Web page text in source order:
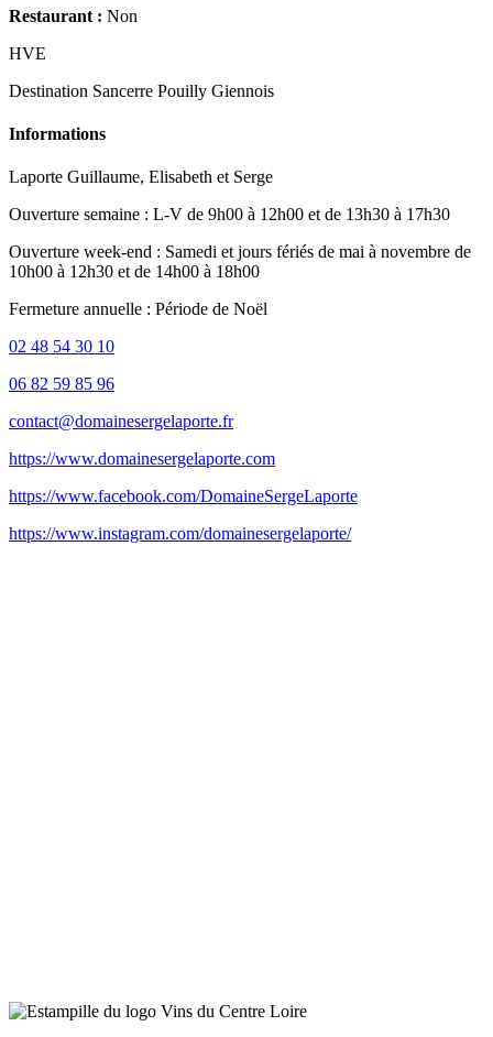
Restaurant : Non
HVE
Destination Sancerre Pouilly Giennois
Informations
Laporte Guillaume, Elisabeth et Serge
Ouverture semaine : L-V de 9h00 à 12h00 et de 13h30 à 17h30
Ouverture week-end : Samedi et jours fériés de mai à novembre de
10h00 à 12h30 et de 14h00 à 18h00
Fermeture annuelle : Période de Noël
02 48 54 30 10
06 82 59 85 96
contact@domainesergelaporte.fr
https://www.domainesergelaporte.com
https://www.facebook.com/DomaineSergeLaporte
https://www.instagram.com/domainesergelaporte/